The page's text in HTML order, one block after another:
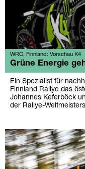
WRC, Finnland: Vorschau K4
Grüne Energie
Ein Spezialist für
Finnland Rallye das
Johannes Keferböck
der Rallye-